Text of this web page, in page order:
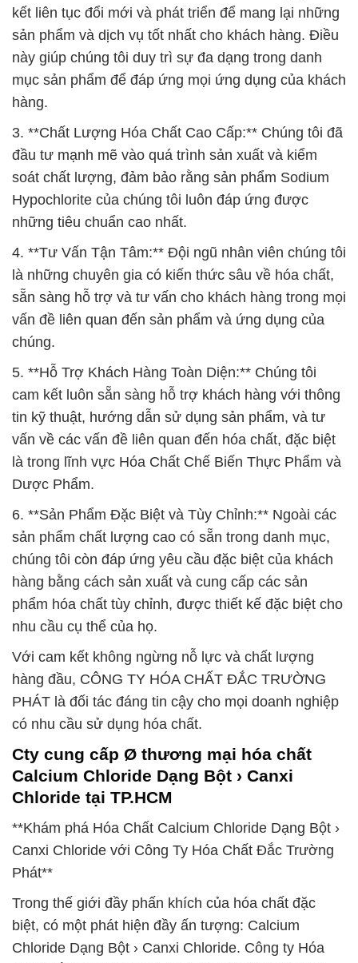
kết liên tục đổi mới và phát triển để mang lại những
sản phẩm và dịch vụ tốt nhất cho khách hàng. Điều
này giúp chúng tôi duy trì sự đa dạng trong danh
mục sản phẩm để đáp ứng mọi ứng dụng của khách
hàng.
3. **Chất Lượng Hóa Chất Cao Cấp:** Chúng tôi đã
đầu tư mạnh mẽ vào quá trình sản xuất và kiểm
soát chất lượng, đảm bảo rằng sản phẩm Sodium
Hypochlorite của chúng tôi luôn đáp ứng được
những tiêu chuẩn cao nhất.
4. **Tư Vấn Tận Tâm:** Đội ngũ nhân viên chúng tôi
là những chuyên gia có kiến thức sâu về hóa chất,
sẵn sàng hỗ trợ và tư vấn cho khách hàng trong mọi
vấn đề liên quan đến sản phẩm và ứng dụng của
chúng.
5. **Hỗ Trợ Khách Hàng Toàn Diện:** Chúng tôi
cam kết luôn sẵn sàng hỗ trợ khách hàng với thông
tin kỹ thuật, hướng dẫn sử dụng sản phẩm, và tư
vấn về các vấn đề liên quan đến hóa chất, đặc biệt
là trong lĩnh vực Hóa Chất Chế Biến Thực Phẩm và
Dược Phẩm.
6. **Sản Phẩm Đặc Biệt và Tùy Chỉnh:** Ngoài các
sản phẩm chất lượng cao có sẵn trong danh mục,
chúng tôi còn đáp ứng yêu cầu đặc biệt của khách
hàng bằng cách sản xuất và cung cấp các sản
phẩm hóa chất tùy chỉnh, được thiết kế đặc biệt cho
nhu cầu cụ thể của họ.
Với cam kết không ngừng nỗ lực và chất lượng
hàng đầu, CÔNG TY HÓA CHẤT ĐẮC TRƯỜNG
PHÁT là đối tác đáng tin cậy cho mọi doanh nghiệp
có nhu cầu sử dụng hóa chất.
Cty cung cấp Ø thương mại hóa chất
Calcium Chloride Dạng Bột › Canxi
Chloride tại TP.HCM
**Khám phá Hóa Chất Calcium Chloride Dạng Bột ›
Canxi Chloride với Công Ty Hóa Chất Đắc Trường
Phát**
Trong thế giới đầy phấn khích của hóa chất đặc
biệt, có một phát hiện đầy ấn tượng: Calcium
Chloride Dạng Bột › Canxi Chloride. Công ty Hóa